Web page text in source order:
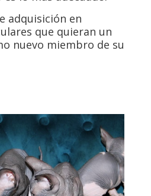
adquisición en
que quieran un
nuevo miembro de su